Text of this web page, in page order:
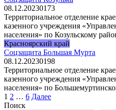
08.12.20230173
Территориальное отделение
казенного учреждения
населения» по Козульскому
Красноярский край
Соцзащита Большая Мурта
08.12.20230198
Территориальное отделение
казенного учреждения
населения» по
Пагинация
записей
1 2 … 6 Далее
Поиск